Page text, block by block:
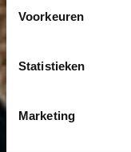
Voorkeuren
Statistieken
Marketing